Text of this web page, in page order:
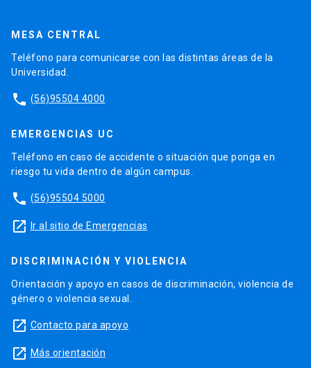
MESA CENTRAL
Teléfono para comunicarse con las distintas áreas de la
Universidad.
phone (56)95504 4000
EMERGENCIAS UC
Teléfono en caso de accidente o situación que ponga en
riesgo tu vida dentro de algún campus.
phone (56)95504 5000
launch Ir al sitio de Emergencias
DISCRIMINACIÓN Y VIOLENCIA
Orientación y apoyo en casos de discriminación, violencia de
género o violencia sexual.
launch Contacto para apoyo
launch Más orientación